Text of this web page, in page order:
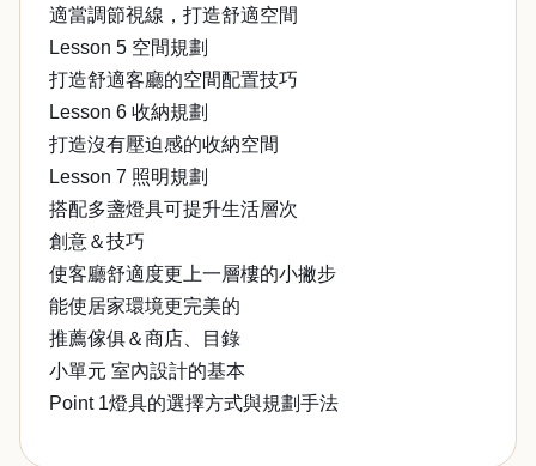
適當調節視線，打造舒適空間
Lesson 5 空間規劃
打造舒適客廳的空間配置技巧
Lesson 6 收納規劃
打造沒有壓迫感的收納空間
Lesson 7 照明規劃
搭配多盞燈具可提升生活層次
創意＆技巧
使客廳舒適度更上一層樓的小撇步
能使居家環境更完美的
推薦傢俱＆商店、目錄
小單元 室內設計的基本
Point 1燈具的選擇方式與規劃手法